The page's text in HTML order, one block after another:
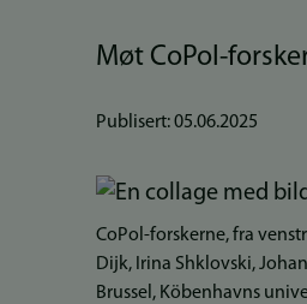
Møt CoPol-
Publisert:05.06.2025
Bilde
CoPol-forskerne, fra
Dijk, Irina Shklovski,
Brussel, Köbenhavns